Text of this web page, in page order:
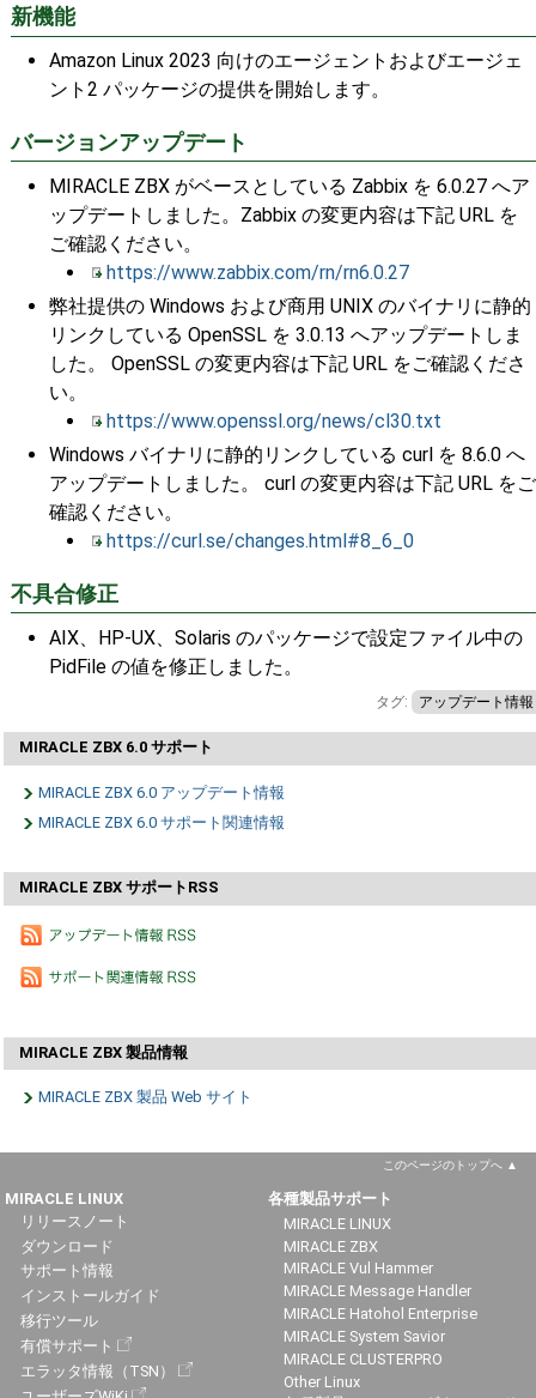
新機能
Amazon Linux 2023 向けのエージェントおよびエージェ
ント2 パッケージの提供を開始します。
バージョンアップデート
MIRACLE ZBX がベースとしている Zabbix を 6.0.27 へア
ップデートしました。Zabbix の変更内容は下記 URL を
ご確認ください。
https://www.zabbix.com/rn/rn6.0.27
弊社提供の Windows および商用 UNIX のバイナリに静的
リンクしている OpenSSL を 3.0.13 へアップデートしま
した。 OpenSSL の変更内容は下記 URL をご確認くださ
い。
https://www.openssl.org/news/cl30.txt
Windows バイナリに静的リンクしている curl を 8.6.0 へ
アップデートしました。 curl の変更内容は下記 URL をご
確認ください。
https://curl.se/changes.html#8_6_0
不具合修正
AIX、HP-UX、Solaris のパッケージで設定ファイル中の
PidFile の値を修正しました。
タグ: アップデート情報
MIRACLE ZBX 6.0 サポート
MIRACLE ZBX 6.0 アップデート情報
MIRACLE ZBX 6.0 サポート関連情報
MIRACLE ZBX サポートRSS
MIRACLE ZBX 製品情報
MIRACLE ZBX 製品 Web サイト
このページのトップへ
MIRACLE LINUX
リリースノート
ダウンロード
サポート情報
インストールガイド
移行ツール
有償サポート
エラッタ情報（TSN）
各種製品サポート
MIRACLE LINUX
MIRACLE ZBX
MIRACLE Vul Hammer
MIRACLE Message Handler
MIRACLE Hatohol Enterprise
MIRACLE System Savior
MIRACLE CLUSTERPRO
Other Linux